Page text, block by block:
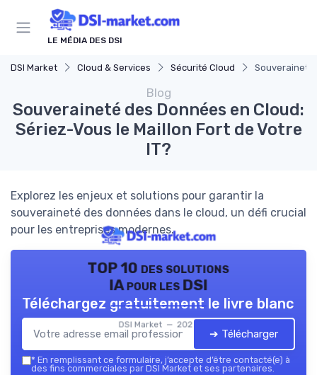
LE MÉDIA DES DSI
DSI Market Cloud & Services Sécurité Cloud Souveraineté
Blog
Souveraineté des Données en Cloud:
Sériez-Vous le Maillon Fort de Votre
IT?
Explorez les enjeux et solutions pour garantir la
souveraineté des données dans le cloud, un défi crucial
pour les entreprises modernes.
TOP 10 des solutions
IA pour les DSI
DSI Market — 2026
Téléchargez gratuitement le livre blanc
➔ Télécharger
* En remplissant ce formulaire, j’accepte d’être contacté(e) à
des fins commerciales par DSI Market et ses partenaires.
Panneau de gestion des cookies